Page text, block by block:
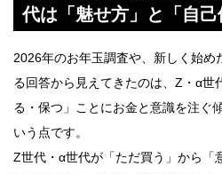
代は「魅せ方」と「自
2026年のお年玉調査や、新しく始め
る回答から見えてきたのは、Z・α世
る・保つ」ことにお金と意識を注ぐ
いう点です。
Z世代・α世代が「ただ買う」から「